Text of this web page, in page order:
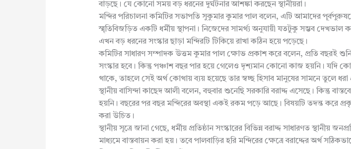
বাড়ছে। যে কোনো সময় বড় ধরনের দুর্ঘটনার আশঙ্কা করছেন স্থানীয়রা।
মন্দির পরিচালনা কমিটির সভাপতি সুকুমার কুমার পাল বলেন, এটি আমাদের
স্মৃতিবিজড়িত একটি ধর্মীয় স্থাপনা। নিজেদের সামর্থ্য অনুযায়ী যতটুকু সম্ভব দেখভাল
এখন বড় ধরনের সংস্কার ছাড়া মন্দিরটি টিকিয়ে রাখা কঠিন হয়ে পড়েছে।
কমিটির সাধারণ সম্পাদক উত্তম কুমার পাল ক্ষোভ প্রকাশ করে বলেন, প্রতি বছরই
সংস্কার হবে। কিন্তু পঞ্চাশ বছর পার হয়ে গেলেও দৃশ্যমান কোনো কাজ হয়নি। যদি
থাকে, তাহলে সেই অর্থ কোথায় ব্যয় হয়েছে তার স্বচ্ছ হিসাব মানুষের সামনে তুলে
স্থানীয় বাসিন্দা কাছেদ আলী বলেন, বহুবার শুনেছি সরকারি বরাদ্দ এসেছে। কিন্তু
হয়নি। বছরের পর বছর মন্দিরের অবস্থা একই রকম পড়ে আছে। বিষয়টি তদন্ত করে
করা উচিত।
স্থানীয় সূত্রে জানা গেছে, ধর্মীয় প্রতিষ্ঠান সংস্কারের বিভিন্ন বরাদ্দ সাধারণত স্থানীয়
মাধ্যমে বাস্তবায়ন করা হয়। তবে পালবাড়ির হরি মন্দিরের ক্ষেত্রে বরাদ্দের অর্থ